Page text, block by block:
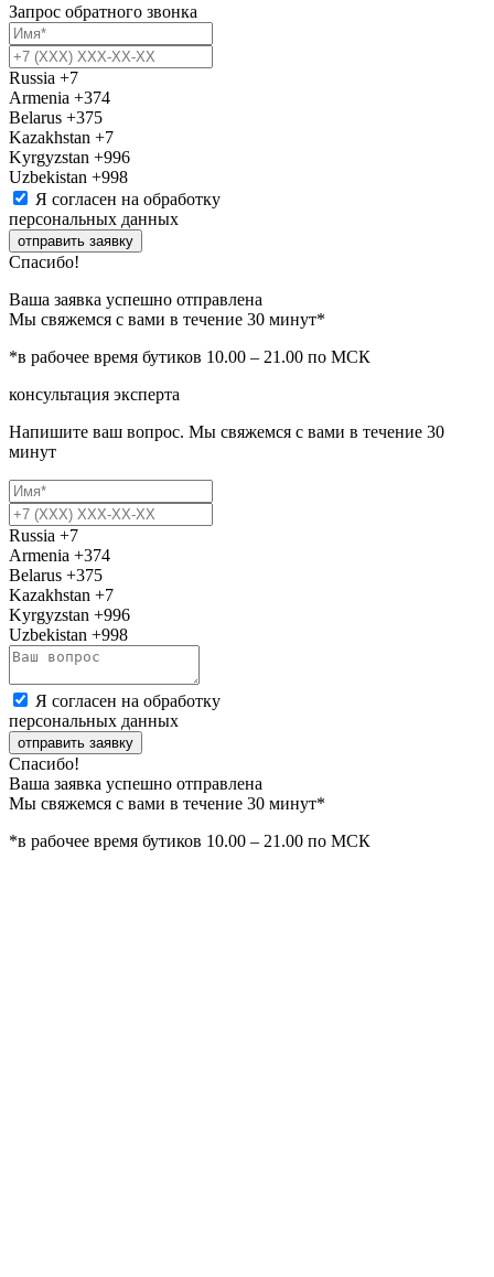
Запрос обратного звонка
Russia +7
Armenia +374
Belarus +375
Kazakhstan +7
Kyrgyzstan +996
Uzbekistan +998
Я согласен на обработку
персональных данных
отправить заявку
Спасибо!
Ваша заявка успешно отправлена
Мы свяжемся с вами в течение 30 минут*
*в рабочее время бутиков 10.00 – 21.00 по МСК
консультация эксперта
Напишите ваш вопрос. Мы свяжемся с вами в течение 30
минут
Russia +7
Armenia +374
Belarus +375
Kazakhstan +7
Kyrgyzstan +996
Uzbekistan +998
Я согласен на обработку
персональных данных
отправить заявку
Спасибо!
Ваша заявка успешно отправлена
Мы свяжемся с вами в течение 30 минут*
*в рабочее время бутиков 10.00 – 21.00 по МСК